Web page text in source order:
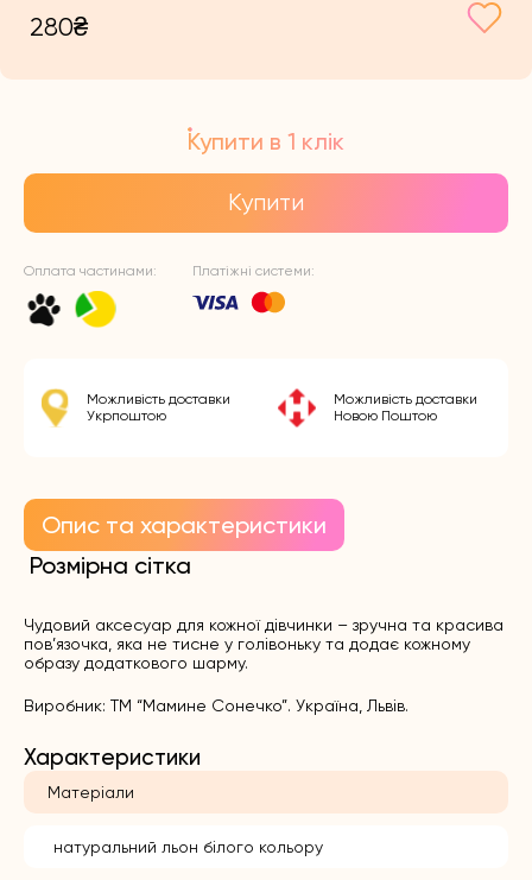
280₴
Купити в 1 клік
Купити
Оплата частинами: Платіжні системи:
Можливість доставки
Укрпоштою
Можливість доставки
Новою Поштою
Опис та характеристики
Розмірна сітка
Чудовий аксесуар для кожної дівчинки – зручна та красива
пов’язочка, яка не тисне у голівоньку та додає кожному
образу додаткового шарму.
Виробник: ТМ “Мамине Сонечко”. Україна, Львів.
Характеристики
Матеріали
натуральний льон білого кольору